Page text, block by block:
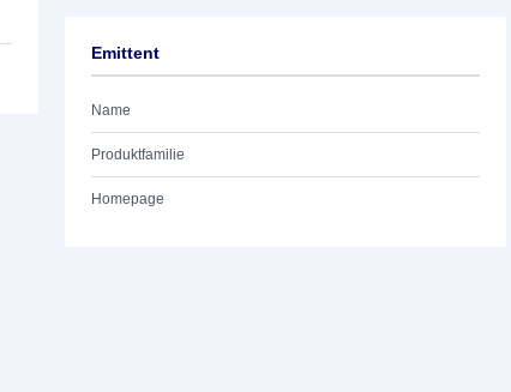
Emittent
Name
Produktfamilie
Homepage